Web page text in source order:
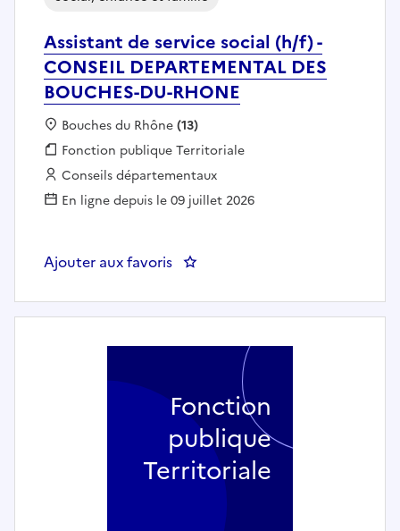
Assistant de service social (h/f) -
CONSEIL DEPARTEMENTAL DES
BOUCHES-DU-RHONE
Localisation :
Bouches du Rhône(13)
Fonction publique :
Fonction publique Territoriale
Employeur :
Conseils départementaux
En ligne depuis le 09 juillet 2026
Ajouter aux favoris : Assistant de service social (h/f)
Fonction
publique
Territoriale